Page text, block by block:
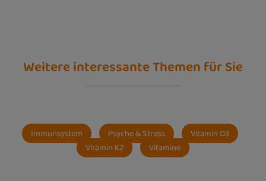
Weitere interessante Themen für Sie
Immunsystem Psyche & Stress
Vitamin D3
Vitamin K2
Vitamine